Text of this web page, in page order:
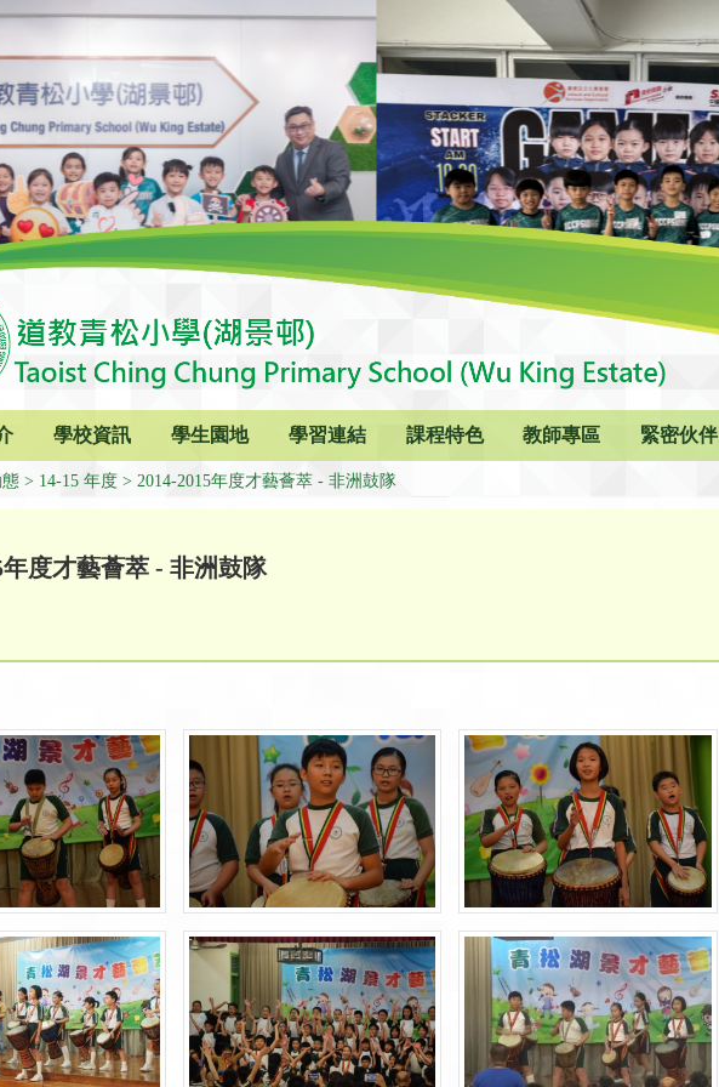
學校資訊 學生園地 學習連結 課程特色 教師專區 緊密伙伴
14-15 年度 2014-2015年度才藝薈萃 - 非洲鼓隊
年度才藝薈萃 - 非洲鼓隊